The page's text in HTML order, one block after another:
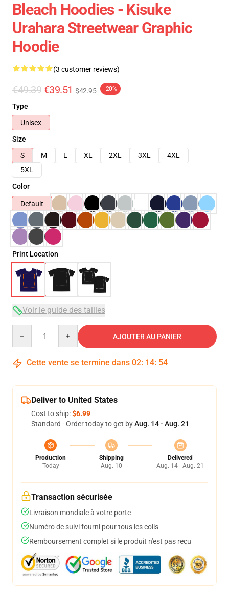
Bleach Hoodies - Kisuke
Urahara Streetwear Graphic
Hoodie
(3 customer reviews)
€49.39 €39.51 $42.95 -20%
Type
Unisex
Size
S
M L XL 2XL 3XL
4XL
5XL
Color
Default
Print Location
Voir le guide des tailles
AJOUTER AU PANIER
Cette vente se termine dans 02: 14: 54
Deliver to United States
Cost to ship:$6.99
Standard - Order today to get byAug. 14 - Aug. 21
Production
Today
Shipping
Aug. 10
Delivered
Aug. 14 - Aug. 21
Transaction sécurisée
Livraison mondiale à votre porte
Numéro de suivi fourni pour tous les colis
Remboursement complet si le produit n'est pas reçu